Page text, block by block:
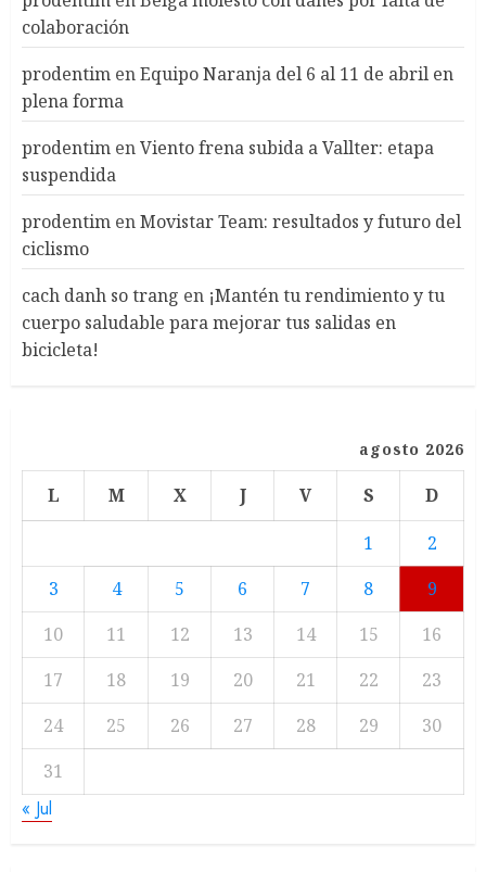
colaboración
prodentim enEquipo Naranja del 6 al 11 de abril en
plena forma
prodentim enViento frena subida a Vallter: etapa
suspendida
prodentim enMovistar Team: resultados y futuro del
ciclismo
cach danh so trang en ¡Mantén tu rendimiento y tu
cuerpo saludable para mejorar tus salidas en
bicicleta!
agosto 2026
L M X J V S
D
1
2
3
4 5 6 7 8
9
10
11 12 13 14 15
16
17
18 19 20 21 22
23
24
25 26 27 28 29
30
31
« Jul